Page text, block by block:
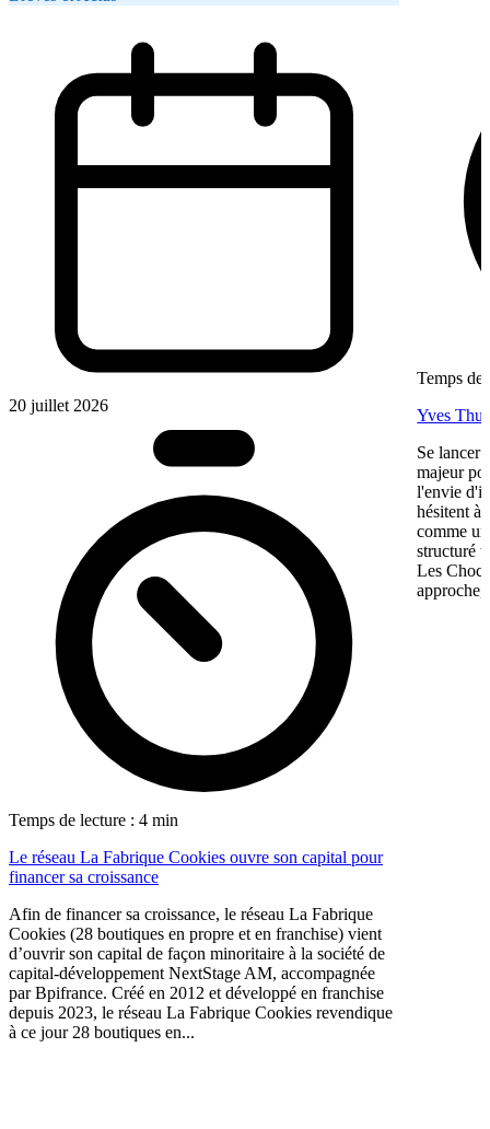
20 juillet 2026
Temps de lecture : 4 min
Le réseau La Fabrique Cookies ouvre son capital pour
financer sa croissance
Afin de financer sa croissance, le réseau La Fabrique
Cookies (28 boutiques en propre et en franchise) vient
d’ouvrir son capital de façon minoritaire à la société de
capital-développement NextStage AM, accompagnée
par Bpifrance. Créé en 2012 et développé en franchise
depuis 2023, le réseau La Fabrique Cookies revendique
à ce jour 28 boutiques en...
Temps de
Yves
Se lancer
majeur
l'envie
hésitent à
comme
structuré
Les
approche,